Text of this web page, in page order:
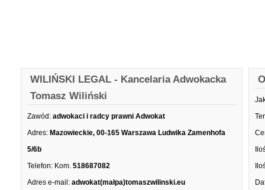
WILIŃSKI LEGAL - Kancelaria Adwokacka
Tomasz Wiliński
Zawód: adwokaci i radcy prawni Adwokat
Adres: Mazowieckie, 00-165 Warszawa Ludwika Zamenhofa
5/6b
Telefon: Kom. 518687082
Adres e-mail: adwokat(małpa)tomaszwilinski.eu